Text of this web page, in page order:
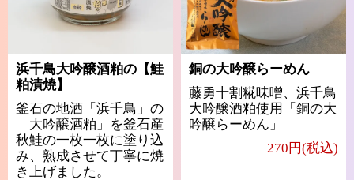
浜千鳥大吟醸酒粕の【鮭
粕漬焼】
釜石の地酒「浜千鳥」の
「大吟醸酒粕」を釜石産
秋鮭の一枚一枚に塗り込
み、熟成させて丁寧に焼
き上げました。
銅の大吟醸らーめん
藤勇十割糀味噌、浜千鳥
大吟醸酒粕使用「銅の大
吟醸らーめん」
270円(税込)